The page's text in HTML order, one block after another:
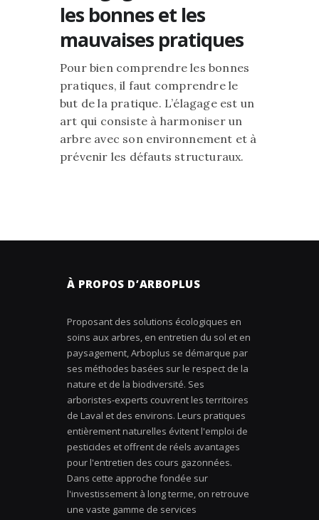
les bonnes et les
mauvaises pratiques
Pour bien comprendre les bonnes
pratiques, il faut comprendre le
but de la pratique. L’élagage est un
art qui consiste à harmoniser un
arbre avec son environnement et à
prévenir les défauts structuraux.
À PROPOS D’ARBOPLUS
Proposant des solutions écologiques en
soins aux arbres, en entretien du sol et en
paysagement, Arboplus se démarque par
ses méthodes basées sur le respect de la
nature et de la biodiversité. Ses
arboristes-experts couvrent les territoires
de Laval et des environs. Leurs pratiques
entièrement naturelles évitent l'emploi de
pesticides et offrent de réels avantages
pour l'entretien des cours gazonnées.
Dans cette approche fondée sur
l'investissement à long terme, on retrouve
une vaste gamme de services